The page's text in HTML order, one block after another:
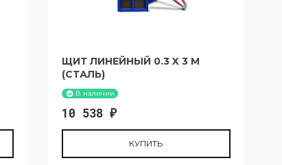
ЩИТ ЛИНЕЙНЫЙ 0.3 X 3 М
(СТАЛЬ)
В наличии
10 538 ₽
КУПИТЬ